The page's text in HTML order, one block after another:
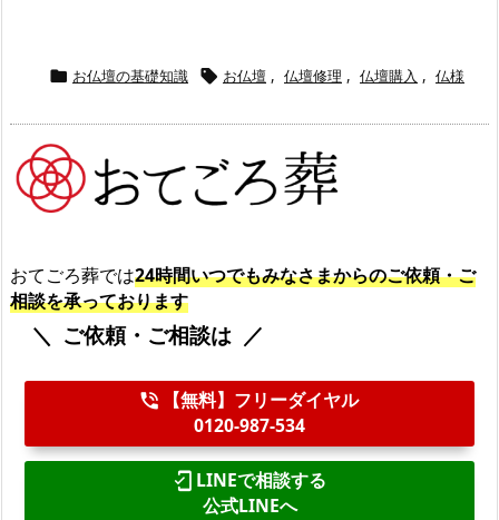
 お仏壇の基礎知識  お仏壇 , 仏壇修理 , 仏壇購入 , 仏様
おてごろ葬では24時間いつでもみなさまからのご依頼・ご
相談を承っております
ご依頼・ご相談は
phone_in_talk 【無料】フリーダイヤル
0120-987-534
mobile_friendlyLINEで相談する
公式LINEへ